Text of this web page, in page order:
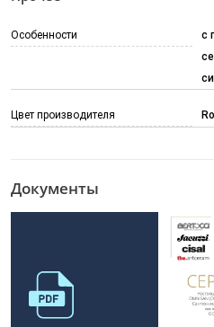
Особенности
с
Цвет производителя
Документы